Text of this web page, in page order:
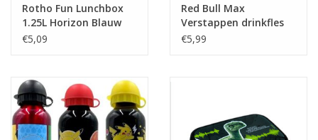
Rotho Fun Lunchbox
1.25L Horizon Blauw
€5,09
Red Bull Max
Verstappen drinkfles
700ml
€5,99